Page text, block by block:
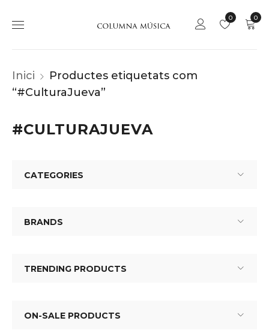
0
0
Inici
Productes etiquetats com
“#CulturaJueva”
#CULTURAJUEVA
CATEGORIES
BRANDS
TRENDING PRODUCTS
ON-SALE PRODUCTS